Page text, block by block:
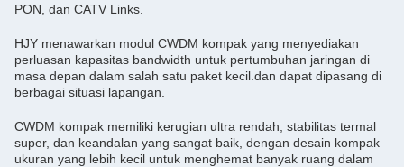
PON, dan CATV Links.
HJY menawarkan modul CWDM kompak yang menyediakan
perluasan kapasitas bandwidth untuk pertumbuhan jaringan di
masa depan dalam salah satu paket kecil.dan dapat dipasang di
berbagai situasi lapangan.
CWDM kompak memiliki kerugian ultra rendah, stabilitas termal
super, dan keandalan yang sangat baik, dengan desain kompak
ukuran yang lebih kecil untuk menghemat banyak ruang dalam